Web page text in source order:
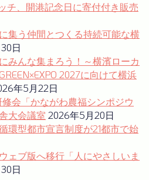
チ、開港記念日に寄付付き販売
集う仲間とつくる持続可能な横
日
みんな集まろう！～横濱ローカ
2027に向けて横浜
年5月22日
会「かながわ農福シンポジウ
大会議室 2026年5月20日
環型都市宣言制度が21都市で始
ェブ版へ移行「人にやさしいま
日